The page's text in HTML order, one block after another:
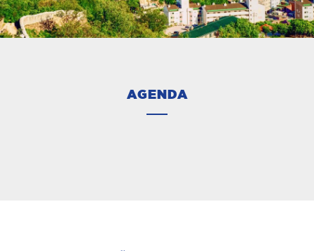
AGENDA